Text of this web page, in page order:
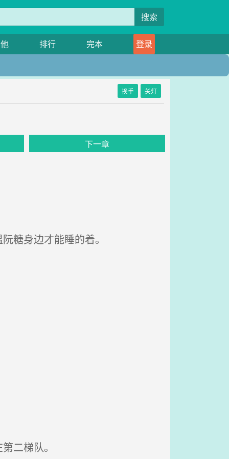
搜索
排行 完本 登录
换手 关灯
下一章
糖身边才能睡的着。
二梯队。